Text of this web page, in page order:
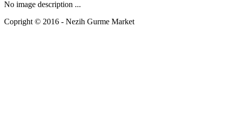
No image description ...
Copright © 2016 - Nezih Gurme Market